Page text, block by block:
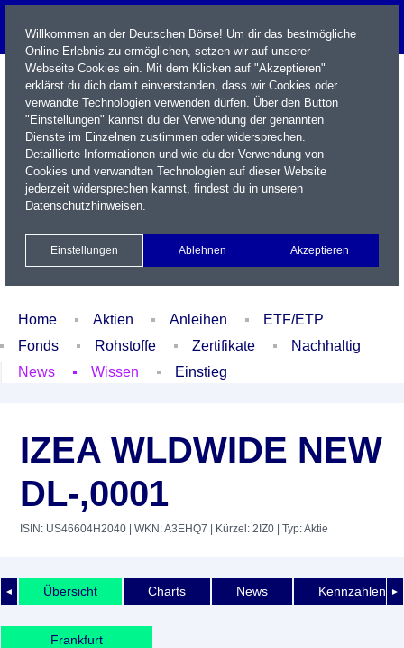
Name / WKN / ISIN / Kürzel
Xetra Realtime
Watchlist Portfolio Login
Home Aktien Anleihen
ETF/ETP
Fonds
Rohstoffe Zertifikate
Nachhaltig
News
Wissen Einstieg
IZEA WLDWIDE NEW
DL-,0001
ISIN: US46604H2040 | WKN: A3EHQ7 | Kürzel: 2IZ0 | Typ: Aktie
◄ ►
Übersicht Charts News Kennzahlen
Frankfurt
Willkommen an der Deutschen Börse! Um dir das bestmögliche
Online-Erlebnis zu ermöglichen, setzen wir auf unserer
Webseite Cookies ein. Mit dem Klicken auf "Akzeptieren"
erklärst du dich damit einverstanden, dass wir Cookies oder
verwandte Technologien verwenden dürfen. Über den Button
"Einstellungen" kannst du der Verwendung der genannten
Dienste im Einzelnen zustimmen oder widersprechen.
Detaillierte Informationen und wie du der Verwendung von
Cookies und verwandten Technologien auf dieser Website
jederzeit widersprechen kannst, findest du in unseren
Datenschutzhinweisen.
Einstellungen Ablehnen Akzeptieren